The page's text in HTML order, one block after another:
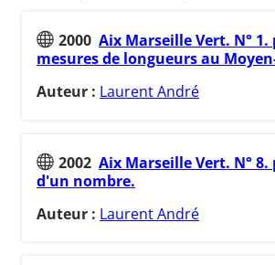
2000 Aix Marseille Vert. N° 1.
mesures de longueurs au
Auteur : Laurent André
2002 Aix Marseille Vert. N° 8.
d'un nombre.
Auteur : Laurent André